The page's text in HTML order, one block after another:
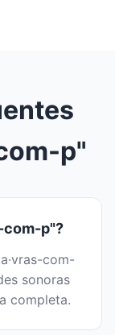
p"
com-p"?
com-
sonoras
completa.